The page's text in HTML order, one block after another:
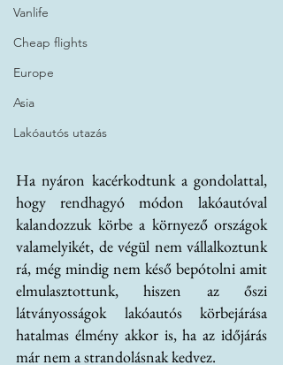
Vanlife
Cheap flights
Europe
Asia
Lakóautós utazás
Ha nyáron kacérkodtunk a gondolattal,
hogy rendhagyó módon lakóautóval
kalandozzuk körbe a környező országok
valamelyikét, de végül nem vállalkoztunk
rá, még mindig nem késő bepótolni amit
elmulasztottunk, hiszen az őszi
látványosságok lakóautós körbejárása
hatalmas élmény akkor is, ha az időjárás
már nem a strandolásnak kedvez.